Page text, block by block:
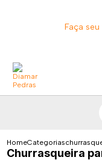
Faça
HomeCategorias
Churrasqueira